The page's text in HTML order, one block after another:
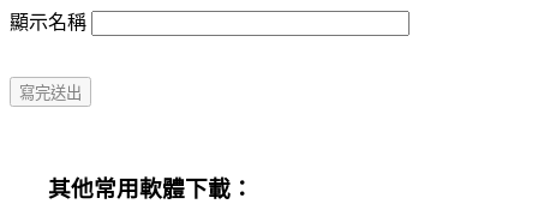
顯示名稱
其他常用軟體下載：